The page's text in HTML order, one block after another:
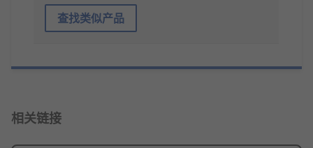
查找类似产品
相关链接